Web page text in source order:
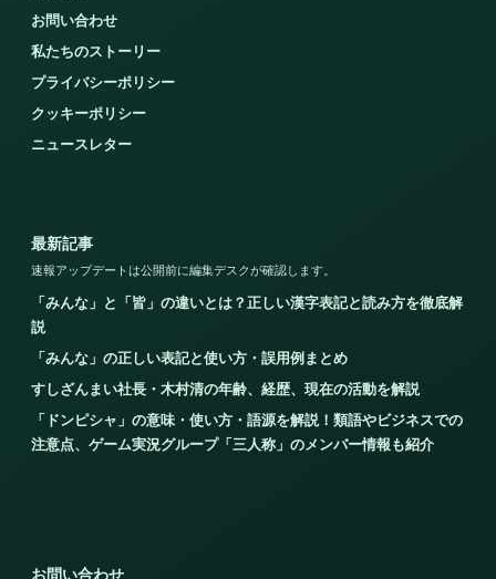
お問い合わせ
私たちのストーリー
プライバシーポリシー
クッキーポリシー
ニュースレター
最新記事
速報アップデートは公開前に編集デスクが確認します。
「みんな」と「皆」の違いとは？正しい漢字表記と読み方を徹底解
説
「みんな」の正しい表記と使い方・誤用例まとめ
すしざんまい社長・木村清の年齢、経歴、現在の活動を解説
「ドンピシャ」の意味・使い方・語源を解説！類語やビジネスでの
注意点、ゲーム実況グループ「三人称」のメンバー情報も紹介
お問い合わせ